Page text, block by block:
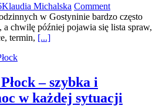
Klaudia Michalska Comment
w Gostyninie bardzo często
a chwilę później pojawia się lista spraw,
termin, [...]
– szybka i
w każdej sytuacji